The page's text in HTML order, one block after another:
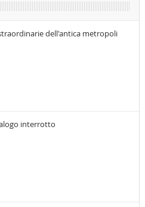
dell'antica metropoli
interrotto